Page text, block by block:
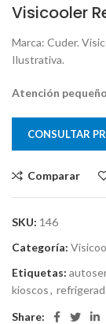
Visicooler
Marca: Cuder.
Ilustrativa.
Atención
CONSULTAR
Comparar
SKU: 146
Categoría:
Etiquetas:
kioscos,
Share: